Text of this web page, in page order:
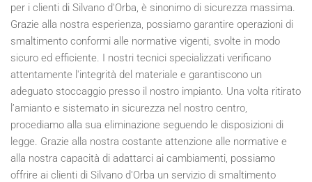
per i clienti di Silvano d'Orba, è sinonimo di sicurezza massima.
Grazie alla nostra esperienza, possiamo garantire operazioni di
smaltimento conformi alle normative vigenti, svolte in modo
sicuro ed efficiente. I nostri tecnici specializzati verificano
attentamente l'integrità del materiale e garantiscono un
adeguato stoccaggio presso il nostro impianto. Una volta ritirato
l’amianto e sistemato in sicurezza nel nostro centro,
procediamo alla sua eliminazione seguendo le disposizioni di
legge. Grazie alla nostra costante attenzione alle normative e
alla nostra capacità di adattarci ai cambiamenti, possiamo
offrire ai clienti di Silvano d'Orba un servizio di smaltimento